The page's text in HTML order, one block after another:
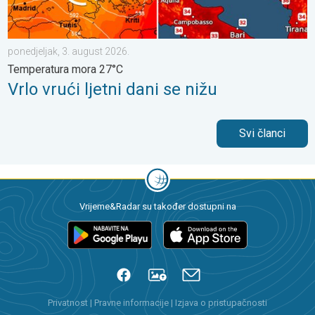
ponedjeljak, 3. august 2026.
Temperatura mora 27°C
Vrlo vrući ljetni dani se nižu
Svi članci
Vrijeme&Radar su također dostupni na
Privatnost | Pravne informacije | Izjava o pristupačnosti